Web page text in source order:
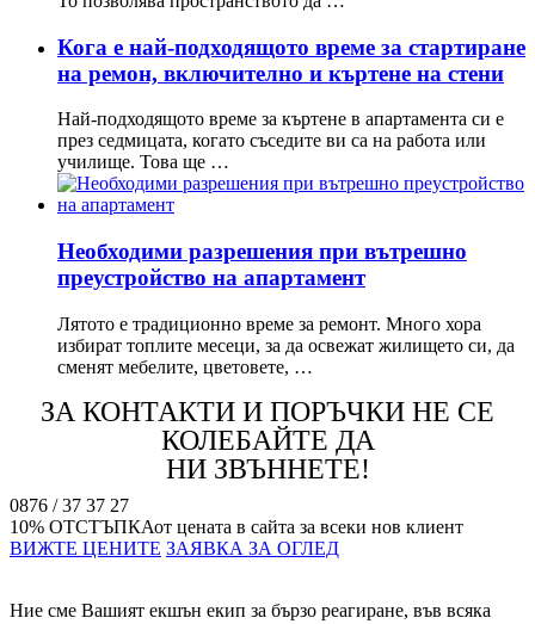
Кога е най-подходящото време за стартиране
на ремон, включително и къртене на стени
Най-подходящото време за къртене в апартамента си е
през седмицата, когато съседите ви са на работа или
училище. Това ще …
Необходими разрешения при вътрешно
преустройство на апартамент
Лятото е традиционно време за ремонт. Много хора
избират топлите месеци, за да освежат жилището си, да
сменят мебелите, цветовете, …
ЗА КОНТАКТИ И ПОРЪЧКИ НЕ СЕ
КОЛЕБАЙТЕ ДА
НИ ЗВЪННЕТЕ!
0876 / 37 37 27
10% ОТСТЪПКАот цената в сайта за всеки нов клиент
ВИЖТЕ ЦЕНИТЕ ЗАЯВКА ЗА ОГЛЕД
Ние сме Вашият екшън екип за бързо реагиране, във всяка